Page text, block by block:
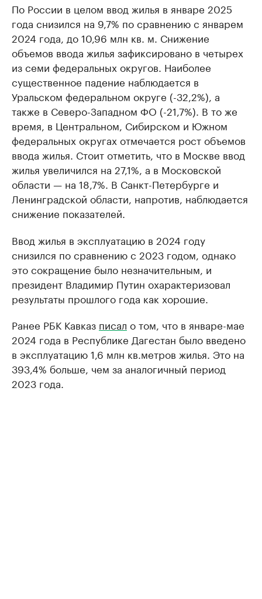
По России в целом ввод жилья в январе 2025
года снизился на 9,7% по сравнению с январем
2024 года, до 10,96 млн кв. м. Снижение
объемов ввода жилья зафиксировано в четырех
из семи федеральных округов. Наиболее
существенное падение наблюдается в
Уральском федеральном округе (-32,2%), а
также в Северо-Западном ФО (-21,7%). В то же
время, в Центральном, Сибирском и Южном
федеральных округах отмечается рост объемов
ввода жилья. Стоит отметить, что в Москве ввод
жилья увеличился на 27,1%, а в Московской
области — на 18,7%. В Санкт-Петербурге и
Ленинградской области, напротив, наблюдается
снижение показателей.
Ввод жилья в эксплуатацию в 2024 году
снизился по сравнению с 2023 годом, однако
это сокращение было незначительным, и
президент Владимир Путин охарактеризовал
результаты прошлого года как хорошие.
Ранее РБК Кавказ писал о том, что в январе-мае
2024 года в Республике Дагестан было введено
в эксплуатацию 1,6 млн кв.метров жилья. Это на
393,4% больше, чем за аналогичный период
2023 года.